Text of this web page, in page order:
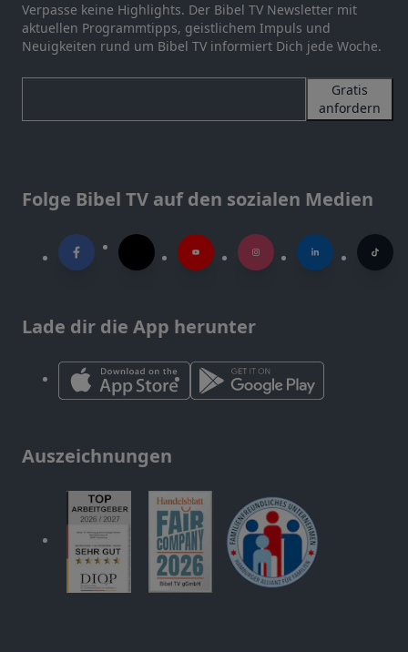
Verpasse keine Highlights. Der Bibel TV Newsletter mit
aktuellen Programmtipps, geistlichem Impuls und
Neuigkeiten rund um Bibel TV informiert Dich jede Woche.
Gratis
anfordern
Folge Bibel TV auf den sozialen Medien
Lade dir die App herunter
Auszeichnungen